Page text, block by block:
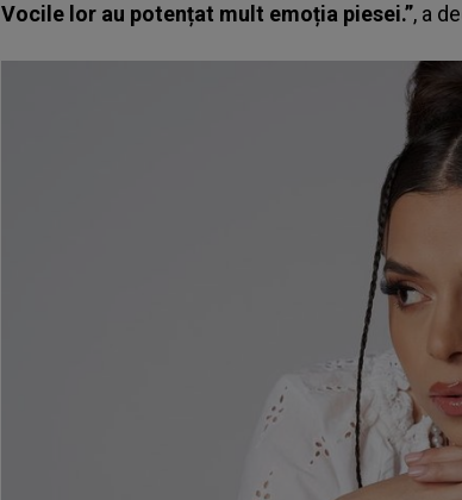
Vocile lor au potențat mult emoția piesei.”, a